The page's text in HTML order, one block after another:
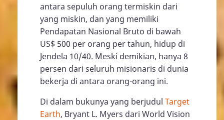
antara sepuluh orang termiskin dari
yang miskin, dan yang memiliki
Pendapatan Nasional Bruto di bawah
US$ 500 per orang per tahun, hidup di
Jendela 10/40. Meski demikian, hanya 8
persen dari seluruh misionaris di dunia
bekerja di antara orang-orang ini.
Di dalam bukunya yang berjudul Target
Earth, Bryant L. Myers dari World Vision